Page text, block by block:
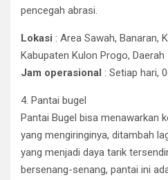
pencegah abrasi.
Lokasi : Area Sawah, Banaran,
Kabupaten Kulon Progo,
Jam operasional : Setiap hari,
4. Pantai bugel
Pantai Bugel bisa menawarkan
yang mengiringinya, ditambah
yang menjadi daya tarik
bersenang-senang, pantai ini